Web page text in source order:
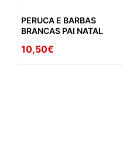
PERUCA E BARBAS
BRANCAS PAI NATAL
10,50€